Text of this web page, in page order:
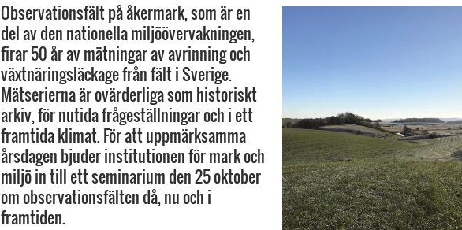
Observationsfält på åkermark, som är en
del av den nationella miljöövervakningen,
firar 50 år av mätningar av avrinning och
växtnäringsläckage från fält i Sverige.
Mätserierna är ovärderliga som historiskt
arkiv, för nutida frågeställningar och i ett
framtida klimat. För att uppmärksamma
årsdagen bjuder institutionen för mark och
miljö in till ett seminarium den 25 oktober
om observationsfälten då, nu och i
framtiden.